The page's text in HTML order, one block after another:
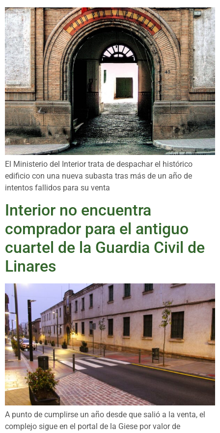
El Ministerio del Interior trata de despachar el histórico
edificio con una nueva subasta tras más de un año de
intentos fallidos para su venta
Interior no encuentra
comprador para el antiguo
cuartel de la Guardia Civil de
Linares
A punto de cumplirse un año desde que salió a la venta, el
complejo sigue en el portal de la Giese por valor de